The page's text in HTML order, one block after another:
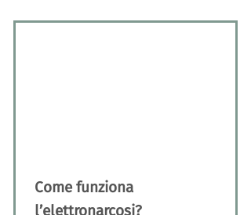
Come funziona
l’elettronarcosi?